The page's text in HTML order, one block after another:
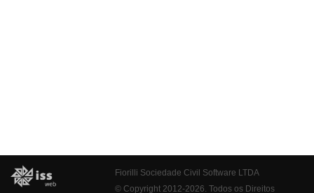
Fiorilli Sociedade Civil Software LTDA
© Copyright 2012-2026. Todos os Direitos